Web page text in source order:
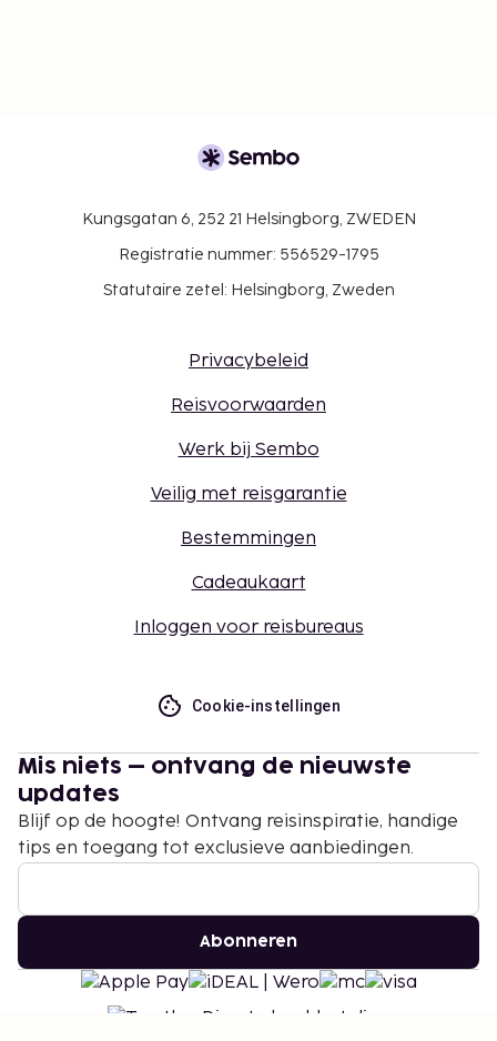
Kungsgatan 6, 252 21 Helsingborg, ZWEDEN
Registratie nummer: 556529-1795
Statutaire zetel: Helsingborg, Zweden
Privacybeleid
Reisvoorwaarden
Werk bij Sembo
Veilig met reisgarantie
Bestemmingen
Cadeaukaart
Inloggen voor reisbureaus
Cookie-instellingen
Mis niets – ontvang de nieuwste
updates
Blijf op de hoogte! Ontvang reisinspiratie, handige
tips en toegang tot exclusieve aanbiedingen.
Abonneren